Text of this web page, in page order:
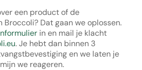
een product of de
Broccoli? Dat gaan we oplossen.
in en mail je klacht
. Je hebt dan binnen 3
en we laten je
we reageren.